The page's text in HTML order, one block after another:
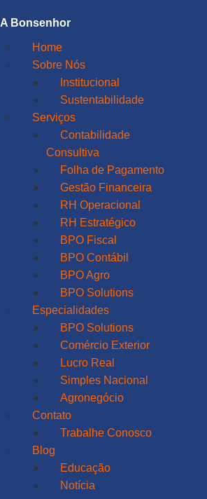
A Bonsenhor
Home
Sobre Nós
Institucional
Sustentabilidade
Serviços
Contabilidade
Consultiva
Folha de Pagamento
Gestão Financeira
RH Operacional
RH Estratégico
BPO Fiscal
BPO Contábil
BPO Agro
BPO Solutions
Especialidades
BPO Solutions
Comércio Exterior
Lucro Real
Simples Nacional
Agronegócio
Contato
Trabalhe Conosco
Blog
Educação
Notícia